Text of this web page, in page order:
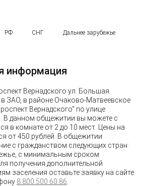
РФ СНГ Дальнее зарубежье
информация
Вернадского ул. Большая
ЗАО, в районе Очаково-Матвеевское
Вернадского" по улице
В данном общежитии вы можете с
в комнате от 2 до 10 мест. Цены на
от 450 рублей. В общежитии
с гражданством следующих стран:
с минимальным сроком
получения дополнительной
заселения оставьте заявку на сайте
8 800 500 60 86